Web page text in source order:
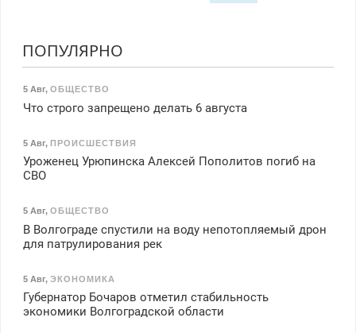
ПОПУЛЯРНО
5 Авг, ОБЩЕСТВО
Что строго запрещено делать 6 августа
5 Авг, ПРОИСШЕСТВИЯ
Уроженец Урюпинска Алексей Пополитов погиб на
СВО
5 Авг, ОБЩЕСТВО
В Волгограде спустили на воду непотопляемый дрон
для патрулирования рек
5 Авг, ЭКОНОМИКА
Губернатор Бочаров отметил стабильность
экономики Волгоградской области